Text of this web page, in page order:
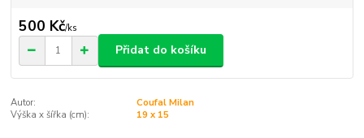
500 Kč/ks
Přidat do košíku
Autor:
Coufal Milan
Výška x šířka (cm):
19 x 15